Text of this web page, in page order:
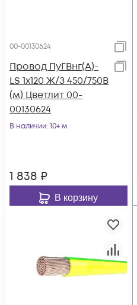
00-00130624
Провод ПуГВнг(А)-
LS 1х120 Ж/З 450/750В
(м) Цветлит 00-
00130624
В наличии: 10+ м
1 838 ₽
В корзину